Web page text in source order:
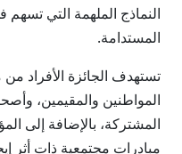
النماذج الملهمة التي تسهم
المستدامة.
تستهدف الجائزة الأفراد
المواطنين والمقيمين،
المشتركة، بالإضافة إلى
مبادرات مجتمعية ذات أثر